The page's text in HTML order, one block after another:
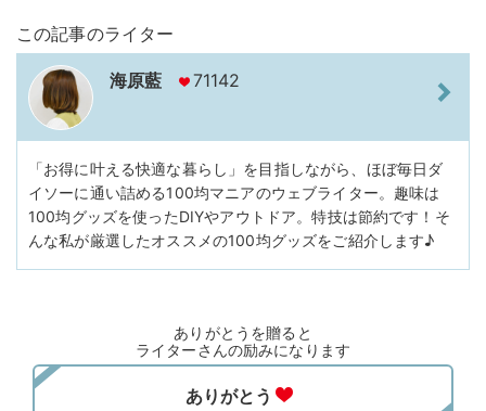
この記事のライター
海原藍 71142
「お得に叶える快適な暮らし」を目指しながら、ほぼ毎日ダ
イソーに通い詰める100均マニアのウェブライター。趣味は
100均グッズを使ったDIYやアウトドア。特技は節約です！そ
んな私が厳選したオススメの100均グッズをご紹介します♪
ありがとうを贈ると
ライターさんの励みになります